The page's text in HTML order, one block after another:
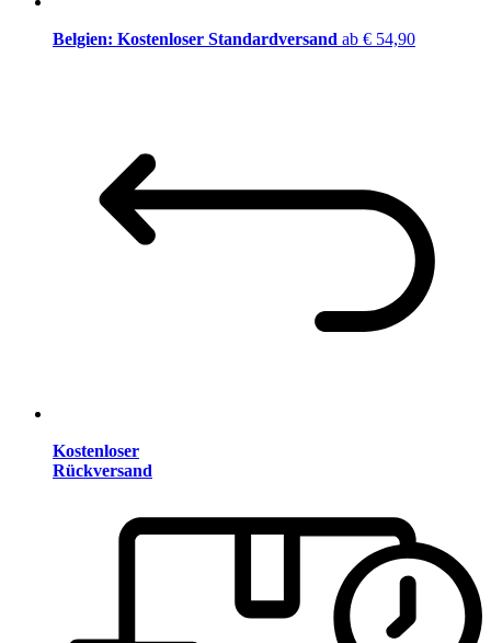
Belgien: Kostenloser Standardversand ab € 54,90
Kostenloser
Rückversand